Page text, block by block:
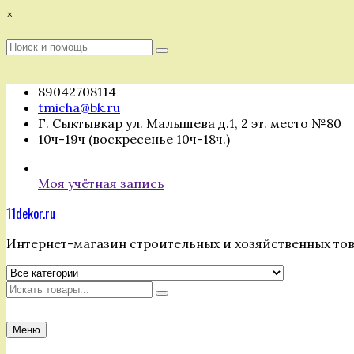
Перейти
содержимому
×
Поиск
Поиск
89042708114
tmicha@bk.ru
Г. Сыктывкар ул. Малышева д.1, 2 эт. место №80
10ч-19ч (воскресенье 10ч-18ч.)
Моя учётная запись
11dekor.ru
Интернет-магазин строительных и хозяйственных
Искать
Меню